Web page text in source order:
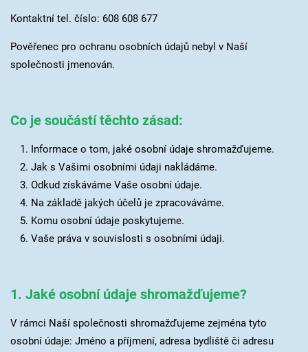
Kontaktní tel. číslo: 608 608 677
Pověřenec pro ochranu osobních údajů nebyl v Naší
společnosti jmenován.
Co je součástí těchto zásad:
Informace o tom, jaké osobní údaje shromažďujeme.
Jak s Vašimi osobními údaji nakládáme.
Odkud získáváme Vaše osobní údaje.
Na základě jakých účelů je zpracováváme.
Komu osobní údaje poskytujeme.
Vaše práva v souvislosti s osobními údaji.
1. Jaké osobní údaje shromažďujeme?
V rámci Naší společnosti shromažďujeme zejména tyto
osobní údaje: Jméno a příjmení, adresa bydliště či adresu